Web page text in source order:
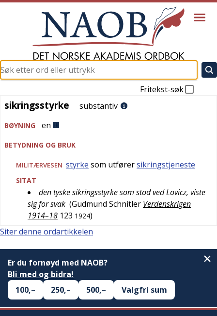
Fritekst-søk
sikringsstyrke
sikringsstyrke substantiv
BØYNING en
BETYDNING OG BRUK
MILITÆRVESEN styrke som utførersikringstjeneste
SITAT
den tyske sikringsstyrke som stod ved Lovicz, viste
sig for svak (Gudmund Schnitler Verdenskrigen
1914–18 123 1924)
Siter denne ordartikkelen
Er du fornøyd med NAOB?
Bli med og bidra!
100,–
250,– 500,– Valgfri sum